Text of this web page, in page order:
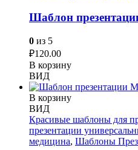
Шаблон
0 из 5
₽120.00
В корзину
ВИД
В корзину
ВИД
Красивые шаблоны для
презентации
медицина, Шаблоны